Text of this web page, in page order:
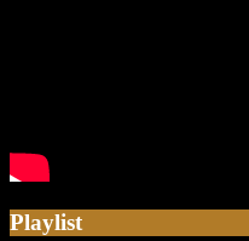
Playlist